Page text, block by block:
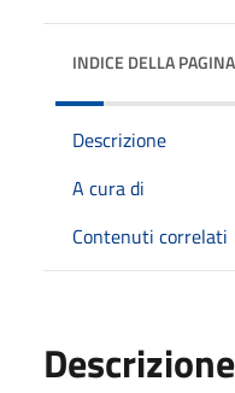
INDICE DELLA PAGINA
Descrizione
A cura di
Contenuti correlati
Descrizione